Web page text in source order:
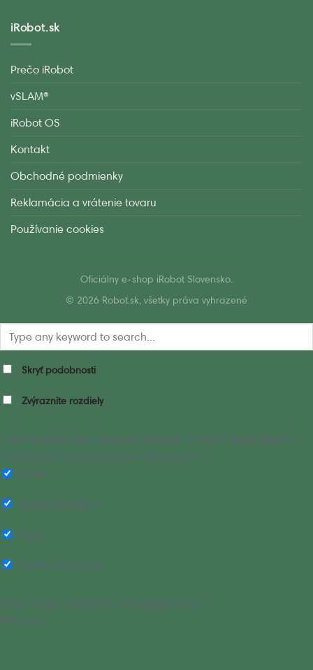
iRobot.sk
Prečo iRobot
vSLAM®
iRobot OS
Kontakt
Obchodné podmienky
Reklamácia a vrátenie tovaru
Používanie cookies
Oficiálny e-shop iRobot Slovensko.
© 2026 Robot.sk, všetky práva vyhrazené
Skryť podobnosti
Zvýraznite rozdiely
Vyberte polia, ktoré sa majú zobraziť. Ostatné budú skryté.
Potiahnutím a pustením zmeníte poradie.
Cena
Pridať do košíka
Popis
Ďalšie informácie
Click outside to hide the comparison bar
Porovnať